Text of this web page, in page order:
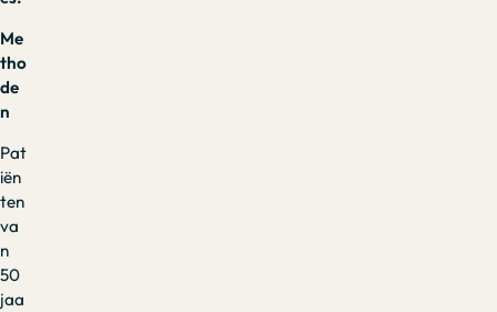
Me
tho
de
n
Pat
iën
ten
va
n
50
jaa